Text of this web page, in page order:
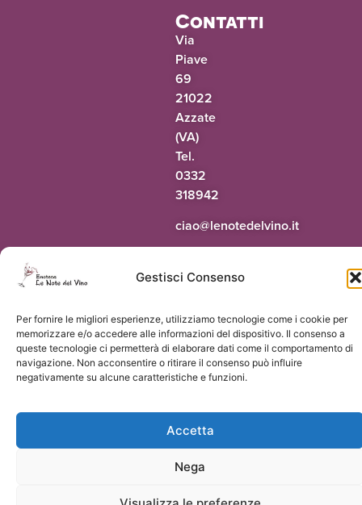
Gestisci Consenso
Per fornire le migliori esperienze, utilizziamo tecnologie come i cookie per
memorizzare e/o accedere alle informazioni del dispositivo. Il consenso a
queste tecnologie ci permetterà di elaborare dati come il comportamento di
navigazione. Non acconsentire o ritirare il consenso può influire
negativamente su alcune caratteristiche e funzioni.
Accetta
Nega
Contatti
Via
Piave
69
21022
Azzate
(VA)
Tel.
0332
318942
ti.onivledetonel
@oaic
© 2026 Le Note del Vino di Paolo Terrapieno | P.Iva 03551160124 |Vorresti
un sito come questo?